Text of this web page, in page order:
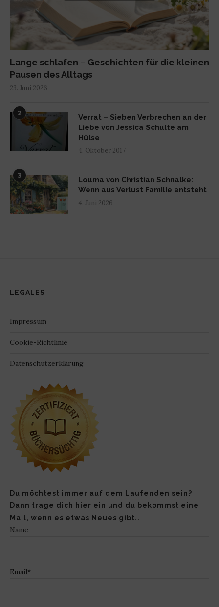
Lange schlafen – Geschichten für die kleinen
Pausen des Alltags
23. Juni 2026
2
Verrat – Sieben Verbrechen an der
Liebe von Jessica Schulte am
Hülse
4. Oktober 2017
3
Louma von Christian Schnalke:
Wenn aus Verlust Familie entsteht
4. Juni 2026
LEGALES
Impressum
Cookie-Richtlinie
Datenschutzerklärung
Du möchtest immer auf dem Laufenden sein?
Dann trage dich hier ein und du bekommst eine
Mail, wenn es etwas Neues gibt..
Name
Email*